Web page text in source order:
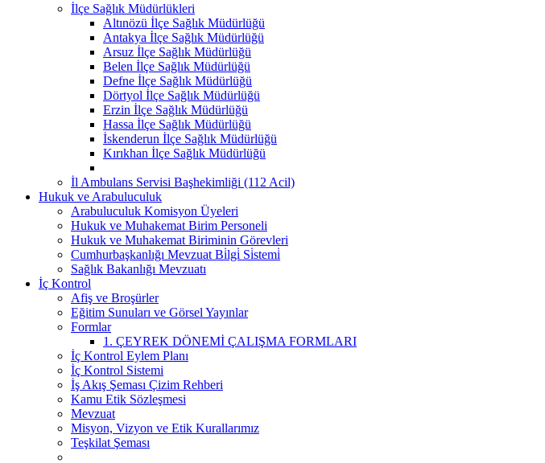
İlçe Sağlık Müdürlükleri
Altınözü İlçe Sağlık Müdürlüğü
Antakya İlçe Sağlık Müdürlüğü
Arsuz İlçe Sağlık Müdürlüğü
Belen İlçe Sağlık Müdürlüğü
Defne İlçe Sağlık Müdürlüğü
Dörtyol İlçe Sağlık Müdürlüğü
Erzin İlçe Sağlık Müdürlüğü
Hassa İlçe Sağlık Müdürlüğü
İskenderun İlçe Sağlık Müdürlüğü
Kırıkhan İlçe Sağlık Müdürlüğü
İl Ambulans Servisi Başhekimliği (112 Acil)
Hukuk ve Arabuluculuk
Arabuluculuk Komisyon Üyeleri
Hukuk ve Muhakemat Birim Personeli
Hukuk ve Muhakemat Biriminin Görevleri
Cumhurbaşkanlığı Mevzuat Bi̇lgi̇ Si̇stemi̇
Sağlık Bakanlığı Mevzuatı
İç Kontrol
Afiş ve Broşürler
Eğitim Sunuları ve Görsel Yayınlar
Formlar
1. ÇEYREK DÖNEMİ ÇALIŞMA FORMLARI
İç Kontrol Eylem Planı
İç Kontrol Sistemi
İş Akış Şeması Çizim Rehberi
Kamu Etik Sözleşmesi
Mevzuat
Misyon, Vizyon ve Etik Kurallarımız
Teşkilat Şeması